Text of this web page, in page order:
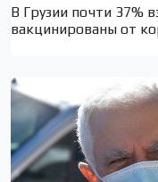
В Грузии почти 37%
вакцинированы от